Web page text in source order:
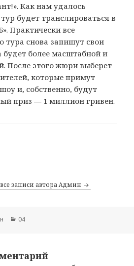
Как нам удалось
будет транслироваться в
Практически все
тура снова запишут свои
будет более масштабной и
После этого жюри выберет
которые примут
и, собственно, будут
приз — 1 миллион гривен.
записи автора Админ
Рубрики
04